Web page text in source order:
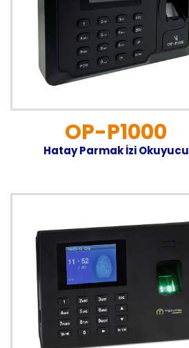
OP-P1000
Hatay Parmak İzi Okuyucu